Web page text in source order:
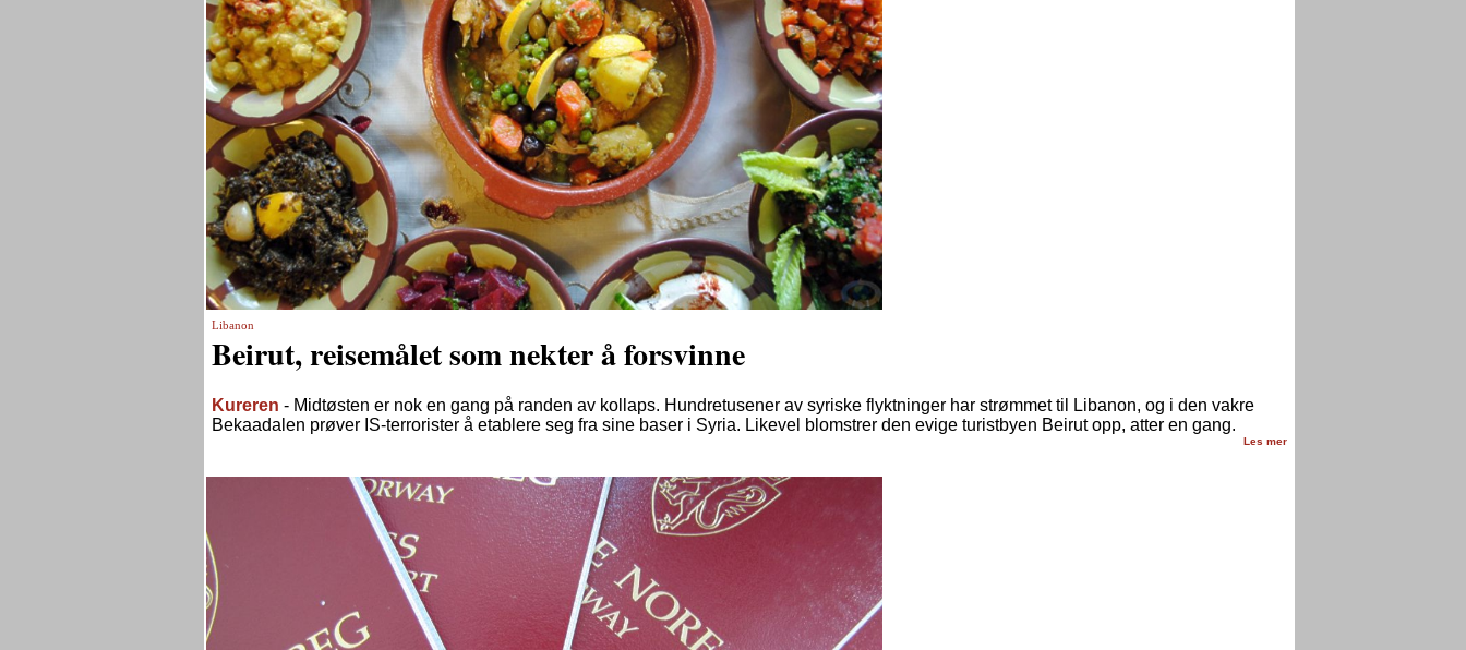
Libanon
Beirut, reisemålet som nekter å forsvinne
Kureren - Midtøsten er nok en gang på randen av kollaps. Hundretusener av syriske flyktninger har strømmet til Libanon, og i den vakre
Bekaadalen prøver IS-terrorister å etablere seg fra sine baser i Syria. Likevel blomstrer den evige turistbyen Beirut opp, atter en gang.
Les mer